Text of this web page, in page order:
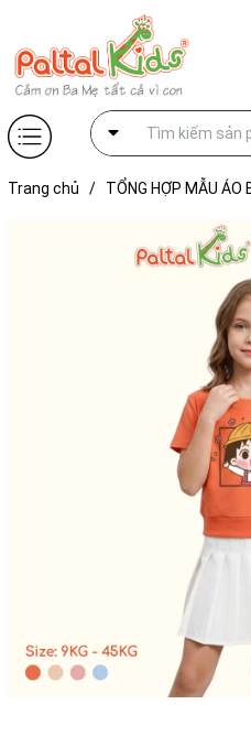
Trang chủ / TỔNG HỢP MẪU ÁO